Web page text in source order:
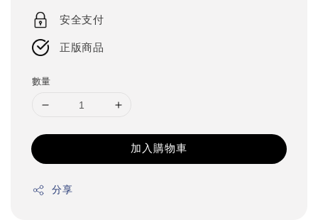
price
安全支付
正版商品
數量
加入購物車
分享